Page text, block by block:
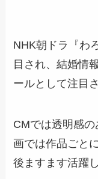
NHK朝ドラ『わ
目され、結婚情
ールとして注目
CMでは透明感
画では作品ごと
後ますます活躍